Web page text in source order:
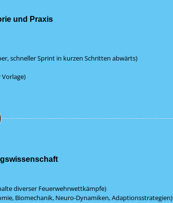
und Praxis
schneller Sprint in kurzen Schritten abwärts)
diverser Feuerwehrwettkämpfe)
Biomechanik, Neuro-Dynamiken, Adaptionsstrategien)